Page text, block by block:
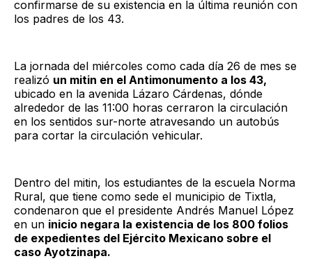
confirmarse de su existencia en la última reunión con
los padres de los 43.
La jornada del miércoles como cada día 26 de mes se
realizó un mitin en el Antimonumento a los 43,
ubicado en la avenida Lázaro Cárdenas, dónde
alrededor de las 11:00 horas cerraron la circulación
en los sentidos sur-norte atravesando un autobús
para cortar la circulación vehicular.
Dentro del mitin, los estudiantes de la escuela Norma
Rural, que tiene como sede el municipio de Tixtla,
condenaron que el presidente Andrés Manuel López
en un inicio negara la existencia de los 800 folios
de expedientes del Ejército Mexicano sobre el
caso Ayotzinapa.